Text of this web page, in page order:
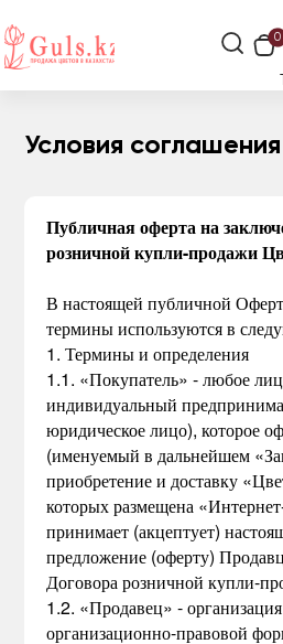
0
Условия соглашения
Публичная оферта на
розничной купли-продажи
В настоящей публичной
термины используются в
1. Термины и определения
1.1. «Покупатель» - любое
индивидуальный
юридическое лицо), которое
(именуемый в дальнейшем
приобретение и доставку
которых размещена
принимает (акцептует)
предложение (оферту)
Договора розничной купли-
1.2. «Продавец» -
организационно-правовой